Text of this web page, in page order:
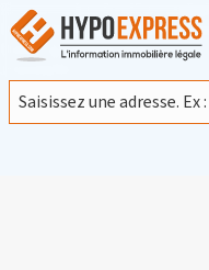
En poursuivant votre
l'utilisation de cookies
trafic.En savoir plus
J'accepte